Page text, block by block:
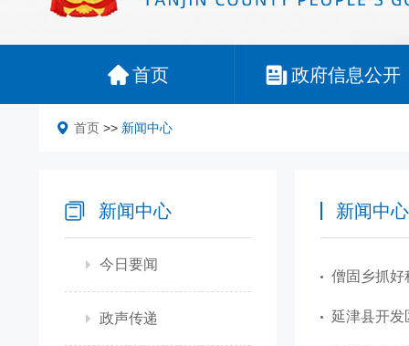
首页 政府信息公开
首页 >> 新闻中心
新闻中心
今日要闻
政声传递
新闻中心
僧固乡抓好
延津县开发